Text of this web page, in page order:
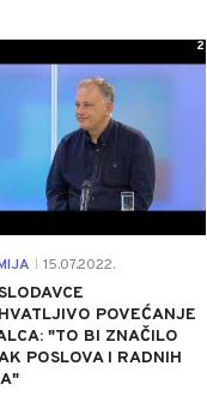
15.07.2022.
POVEĆANJE
"TO BI ZNAČILO
POSLOVA I RADNIH
2